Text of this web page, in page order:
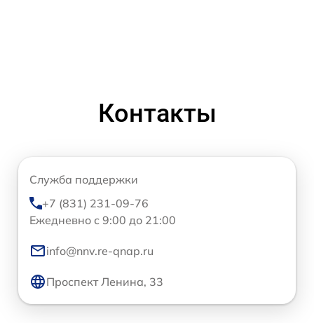
Контакты
Служба поддержки
+7 (831) 231-09-76
Ежедневно с 9:00 до 21:00
info@nnv.re-qnap.ru
Проспект Ленина, 33